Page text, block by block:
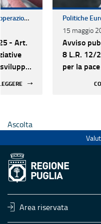
Politiche Europee e Cooperazione Internazionale
- Art.
15 maggio
Avviso
8 L.R. 12/
per la
Ascolta
Area riservata